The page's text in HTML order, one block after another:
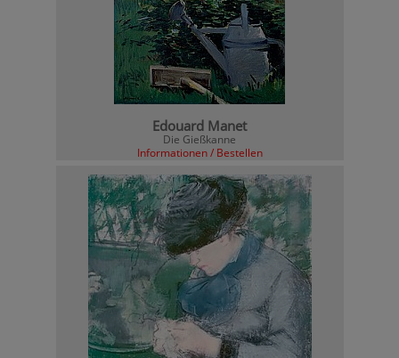
Edouard Manet
Die Gießkanne
Informationen / Bestellen